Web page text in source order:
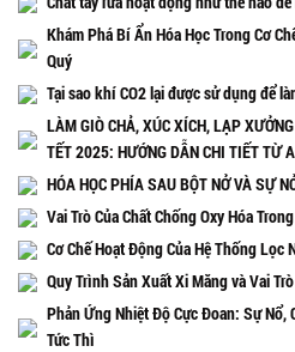
Khám Phá Bí Ẩn Hóa Học Trong Cơ
Quý
Tại sao khí CO2 lại được sử dụng để
LÀM GIÒ CHẢ, XÚC XÍCH, LẠP
TẾT 2025: HƯỚNG DẪN CHI TIẾT TỪ
HÓA HỌC PHÍA SAU BỘT NỞ VÀ SỰ
Vai Trò Của Chất Chống Oxy Hóa
Cơ Chế Hoạt Động Của Hệ Thống Lọc
Quy Trình Sản Xuất Xi Măng và Vai
Phản Ứng Nhiệt Độ Cực Đoan: Sự Nổ,
Tức Thì